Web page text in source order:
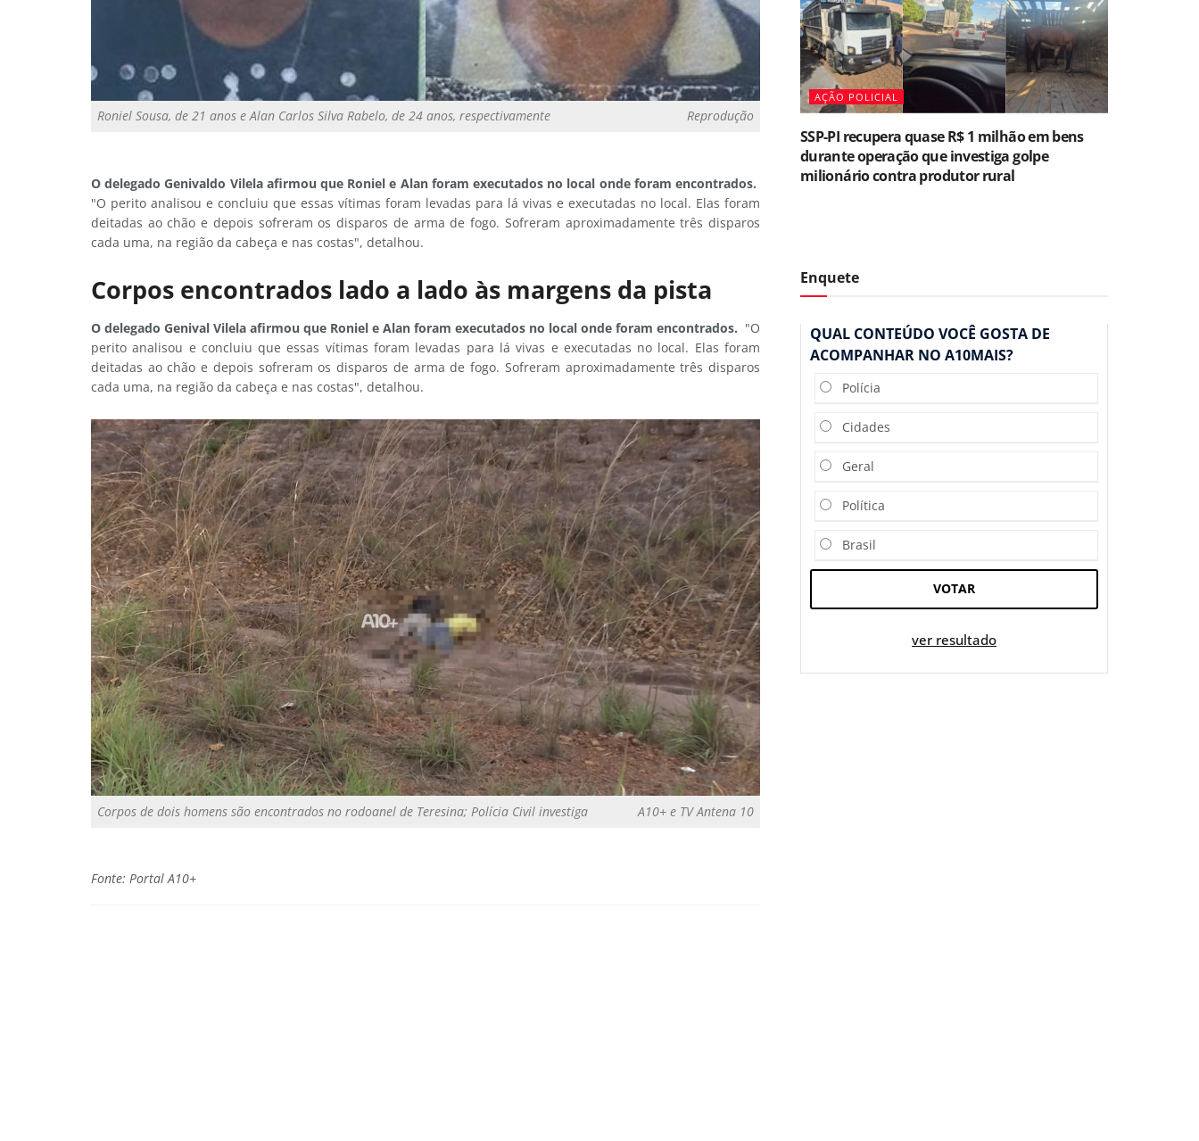
Roniel Sousa, de 21 anos e Alan Carlos Silva Rabelo, de 24 anos, respectivamente Reprodução
O delegado Genivaldo Vilela afirmou que Roniel e Alan foram executados no local onde foram encontrados.
"O perito analisou e concluiu que essas vítimas foram levadas para lá vivas e executadas no local. Elas foram
deitadas ao chão e depois sofreram os disparos de arma de fogo. Sofreram aproximadamente três disparos
cada uma, na região da cabeça e nas costas", detalhou.
Corpos encontrados lado a lado às margens da pista
O delegado Genival Vilela afirmou que Roniel e Alan foram executados no local onde foram encontrados. "O
perito analisou e concluiu que essas vítimas foram levadas para lá vivas e executadas no local. Elas foram
deitadas ao chão e depois sofreram os disparos de arma de fogo. Sofreram aproximadamente três disparos
cada uma, na região da cabeça e nas costas", detalhou.
Corpos de dois homens são encontrados no rodoanel de Teresina; Polícia Civil investiga A10+ e TV Antena 10
Fonte: Portal A10+
AÇÃO POLICIAL
SSP-PI recupera quase R$ 1 milhão em bens
durante operação que investiga golpe
milionário contra produtor rural
Enquete
QUAL CONTEÚDO VOCÊ GOSTA DE
ACOMPANHAR NO A10MAIS?
Polícia
Cidades
Geral
Política
Brasil
VOTAR
ver resultado